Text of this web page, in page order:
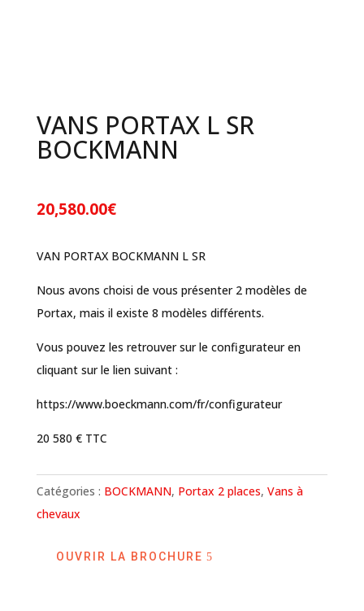
VANS PORTAX L SR
BOCKMANN
20,580.00€
VAN PORTAX BOCKMANN L SR
Nous avons choisi de vous présenter 2 modèles de
Portax, mais il existe 8 modèles différents.
Vous pouvez les retrouver sur le configurateur en
cliquant sur le lien suivant :
https://www.boeckmann.com/fr/configurateur
20 580 € TTC
Catégories : BOCKMANN, Portax 2 places, Vans à
chevaux
OUVRIR LA BROCHURE